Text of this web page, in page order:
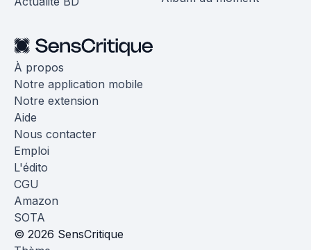
À propos
Notre application mobile
Notre extension
Aide
Nous contacter
Emploi
L'édito
CGU
Amazon
SOTA
© 2026 SensCritique